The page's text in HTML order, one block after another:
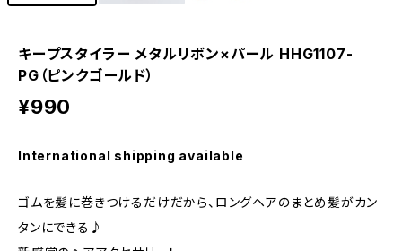
キープスタイラー メタルリボン×パール HHG1107-
PG（ピンクゴールド）
¥990
International shipping available
ゴムを髪に巻きつけるだけだから、ロングヘアのまとめ髪がカン
タンにできる♪